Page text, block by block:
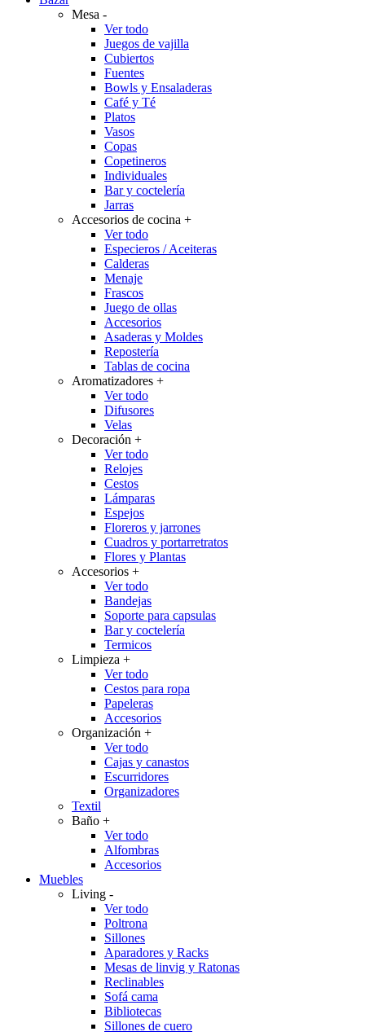
Mesa -
Ver todo
Juegos de vajilla
Cubiertos
Fuentes
Bowls y Ensaladeras
Café y Té
Platos
Vasos
Copas
Copetineros
Individuales
Bar y coctelería
Jarras
Accesorios de cocina +
Ver todo
Especieros / Aceiteras
Calderas
Menaje
Frascos
Juego de ollas
Accesorios
Asaderas y Moldes
Repostería
Tablas de cocina
Aromatizadores +
Ver todo
Difusores
Velas
Decoración +
Ver todo
Relojes
Cestos
Lámparas
Espejos
Floreros y jarrones
Cuadros y portarretratos
Flores y Plantas
Accesorios +
Ver todo
Bandejas
Soporte para capsulas
Bar y coctelería
Termicos
Limpieza +
Ver todo
Cestos para ropa
Papeleras
Accesorios
Organización +
Ver todo
Cajas y canastos
Escurridores
Organizadores
Textil
Baño +
Ver todo
Alfombras
Accesorios
Muebles
Living -
Ver todo
Poltrona
Sillones
Aparadores y Racks
Mesas de linvig y Ratonas
Reclinables
Sofá cama
Bibliotecas
Sillones de cuero